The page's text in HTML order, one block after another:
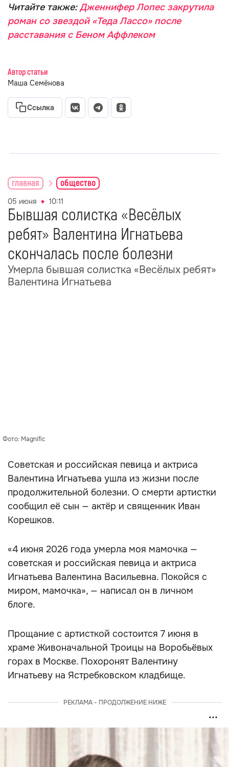
Читайте также:Дженнифер Лопес закрутила
роман со звездой «Теда Лассо» после
расставания с Беном Аффлеком
Автор статьи
Маша Семёнова
Ссылка
главная общество
05 июня 10:11
Бывшая солистка «Весёлых
ребят» Валентина Игнатьева
скончалась после болезни
Умерла бывшая солистка «Весёлых ребят»
Валентина Игнатьева
Фото: Magnific
Советская и российская певица и актриса
Валентина Игнатьева ушла из жизни после
продолжительной болезни. О смерти артистки
сообщил её сын — актёр и священник Иван
Корешков.
«4 июня 2026 года умерла моя мамочка —
советская и российская певица и актриса
Игнатьева Валентина Васильевна. Покойся с
миром, мамочка», — написал он в личном
блоге.
Прощание с артисткой состоится 7 июня в
храме Живоначальной Троицы на Воробьёвых
горах в Москве. Похоронят Валентину
Игнатьеву на Ястребковском кладбище.
РЕКЛАМА - ПРОДОЛЖЕНИЕ НИЖЕ